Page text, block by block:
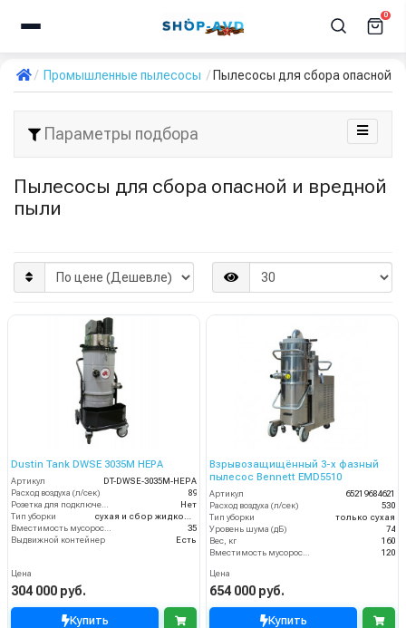
0
Промышленные пылесосы Пылесосы для сбора опасной и
Параметры подбора
Пылесосы для сбора опасной и вредной
пыли
Dustin Tank DWSE 3035M HEPA
Артикул
DT-DWSE-3035M-HEPA
Расход воздуха (л/сек)
89
Нет
Тип уборки
35
Выдвижной контейнер
Есть
Цена
304 000 руб.
Купить
Взрывозащищённый 3-х фазный
пылесос Bennett EMD5510
Артикул
65219684621
Расход воздуха (л/сек)
530
Тип уборки
только сухая
Уровень шума (дБ)
74
Вес, кг
160
120
Цена
654 000 руб.
Купить